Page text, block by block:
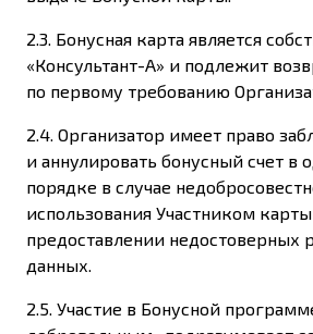
2.3. Бонусная карта является
«Консультант-А» и подлежит
по первому требованию
2.4. Организатор имеет право
и аннулировать бонусный счет в
порядке в случае
использования Участником
предоставлении недостоверных
данных.
2.5. Участие в Бонусной